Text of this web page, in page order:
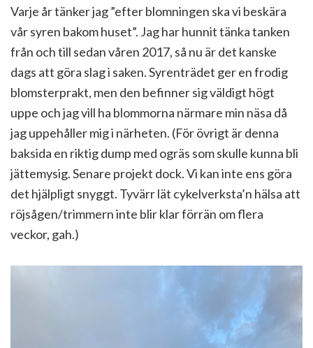
Varje år tänker jag ”efter blomningen ska vi beskära
vår syren bakom huset”. Jag har hunnit tänka tanken
från och till sedan våren 2017, så nu är det kanske
dags att göra slag i saken. Syrenträdet ger en frodig
blomsterprakt, men den befinner sig väldigt högt
uppe och jag vill ha blommorna närmare min näsa då
jag uppehåller mig i närheten. (För övrigt är denna
baksida en riktig dump med ogräs som skulle kunna bli
jättemysig. Senare projekt dock. Vi kan inte ens göra
det hjälpligt snyggt. Tyvärr lät cykelverksta’n hälsa att
röjsågen/trimmern inte blir klar förrän om flera
veckor, gah.)